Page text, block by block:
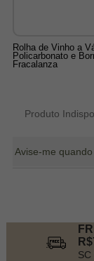
Rolha de Vinho a
Policarbonato e
Fracalanza
Produto
Avise-me
SC